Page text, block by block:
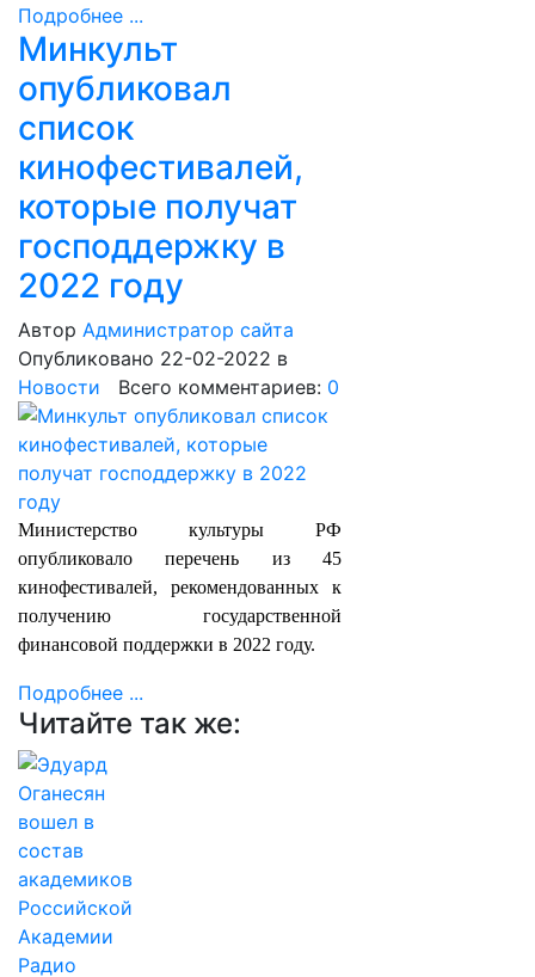
Подробнее ...
Минкульт
опубликовал
список
кинофестивалей,
которые получат
господдержку в
2022 году
Автор Администратор сайта
Опубликовано 22-02-2022 в
Новости Всего комментариев: 0
Министерство культуры РФ
опубликовало перечень из 45
кинофестивалей, рекомендованных к
получению государственной
финансовой поддержки в 2022 году.
Подробнее ...
Читайте так же: